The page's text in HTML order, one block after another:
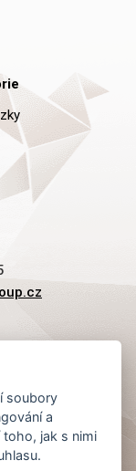
soubory
a
jak s nimi